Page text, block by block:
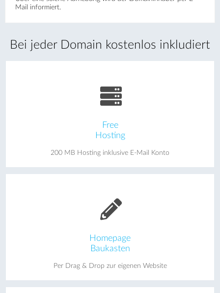
Bei jeder Domain kostenlos inkludiert
Free
Hosting
200 MB Hosting inklusive E-Mail Konto
Homepage
Baukasten
Per Drag & Drop zur eigenen Website
Mail informiert.